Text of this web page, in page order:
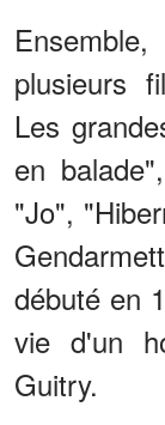
plusieurs
Les
en
"Jo",
débuté en
vie d'un
Guitry.